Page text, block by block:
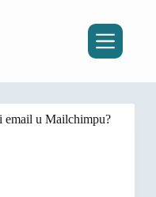
email u Mailchimpu?